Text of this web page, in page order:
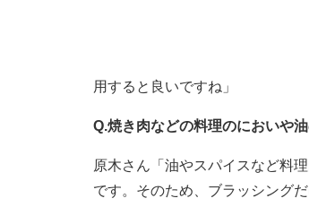
用すると良いですね」
Q.焼き肉などの料理のにおいや
原木さん「油やスパイスなど料
です。そのため、ブラッシング